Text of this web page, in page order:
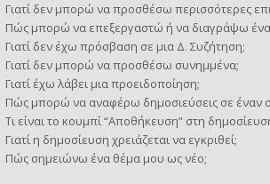
Γιατί δεν μπορώ να προσθέσω περισσότερες
Πώς μπορώ να επεξεργαστώ ή να διαγράψω
Γιατί δεν έχω πρόσβαση σε μια Δ. Συζήτηση;
Γιατί δεν μπορώ να προσθέσω συνημμένα;
Γιατί έχω λάβει μια προειδοποίηση;
Πώς μπορώ να αναφέρω δημοσιεύσεις σε έναν
Τι είναι το κουμπί “Αποθήκευση” στη
Γιατί η δημοσίευση χρειάζεται να εγκριθεί;
Πώς σημειώνω ένα θέμα μου ως νέο;